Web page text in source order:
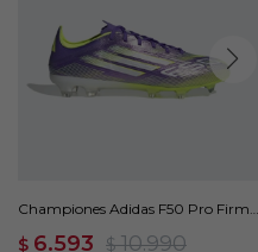
Championes Adidas F50 Pro Firm
$ 6.593 $ 10.990